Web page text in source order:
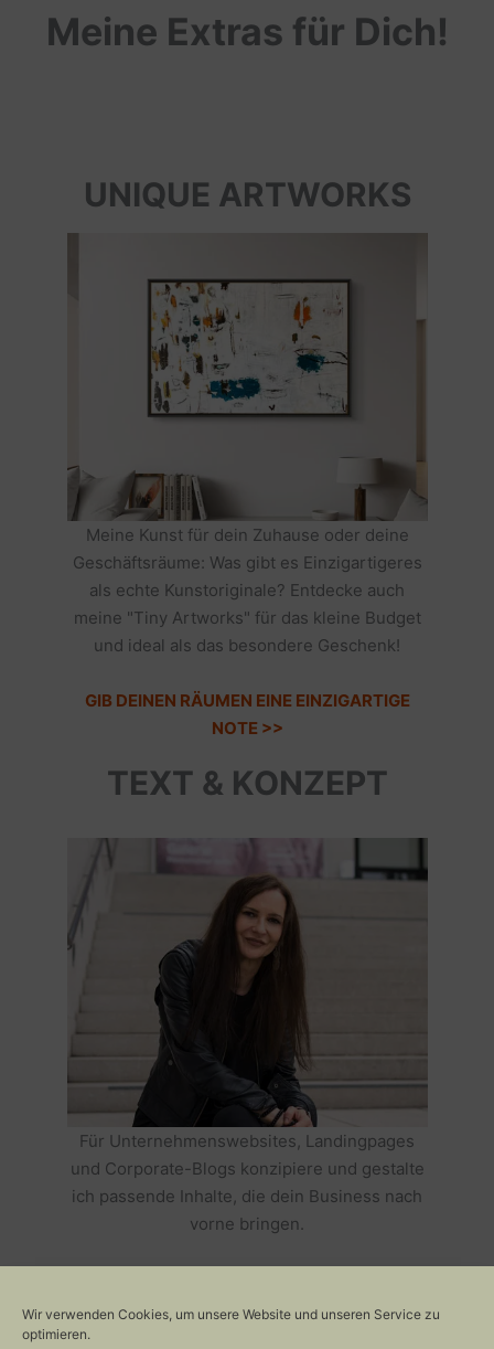
Wir verwenden Cookies, um unsere Website und unseren Service zu
optimieren.
Meine Extras für Dich!
UNIQUE ARTWORKS
Meine Kunst für dein Zuhause oder deine
Geschäftsräume: Was gibt es Einzigartigeres
als echte Kunstoriginale? Entdecke auch
meine "Tiny Artworks" für das kleine Budget
und ideal als das besondere Geschenk!
GIB DEINEN RÄUMEN EINE EINZIGARTIGE
NOTE >>
TEXT & KONZEPT
Für Unternehmenswebsites, Landingpages
und Corporate-Blogs konzipiere und gestalte
ich passende Inhalte, die dein Business nach
vorne bringen.
ERFOLGREICH MACHEN >>